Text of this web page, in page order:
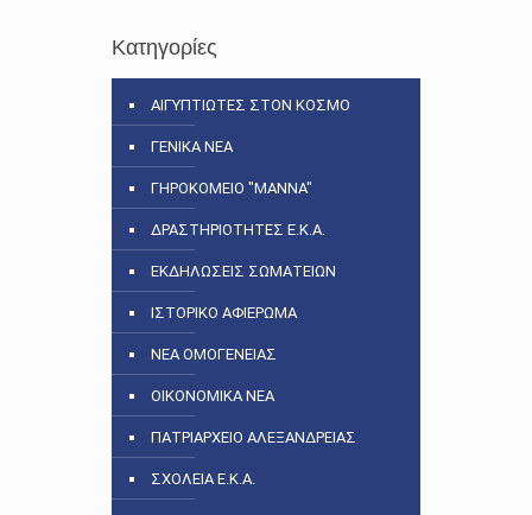
Κατηγορίες
ΑΙΓΥΠΤΙΩΤΕΣ ΣΤΟΝ ΚΟΣΜΟ
ΓΕΝΙΚΑ ΝΕΑ
ΓΗΡΟΚΟΜΕΙΟ "ΜΑΝΝΑ"
ΔΡΑΣΤΗΡΙΟΤΗΤΕΣ Ε.Κ.Α.
ΕΚΔΗΛΩΣΕΙΣ ΣΩΜΑΤΕΙΩΝ
ΙΣΤΟΡΙΚΟ ΑΦΙΕΡΩΜΑ
ΝΕΑ ΟΜΟΓΕΝΕΙΑΣ
ΟΙΚΟΝΟΜΙΚΑ ΝΕΑ
ΠΑΤΡΙΑΡΧΕΙΟ ΑΛΕΞΑΝΔΡΕΙΑΣ
ΣΧΟΛΕΙΑ Ε.Κ.Α.